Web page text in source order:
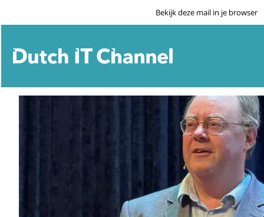
Bekijk deze mail in je browser